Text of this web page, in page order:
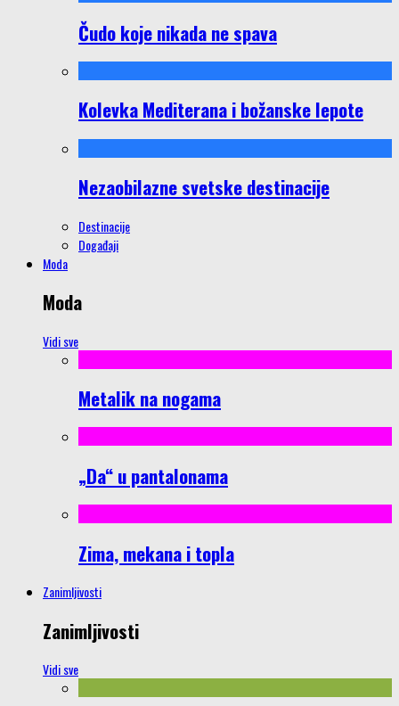
Čudo koje nikada ne spava
Kolevka Mediterana i božanske lepote
Nezaobilazne svetske destinacije
Destinacije
Događaji
Moda
Moda
Vidi sve
Metalik na nogama
„Da“ u pantalonama
Zima, mekana i topla
Zanimljivosti
Zanimljivosti
Vidi sve